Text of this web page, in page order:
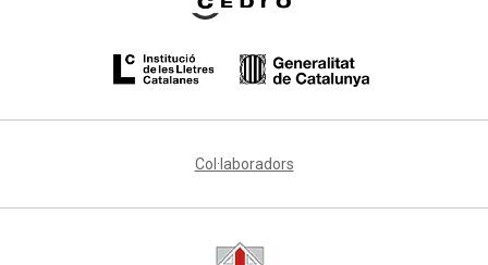
Col·laboradors